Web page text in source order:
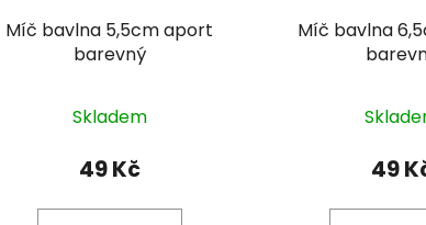
Míč bavlna 5,5cm aport
barevný
Skladem
49 Kč
Míč bavlna 6,5cm aport
49